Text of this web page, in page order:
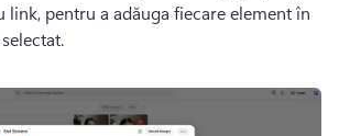
link, pentru a adăuga fiecare element în